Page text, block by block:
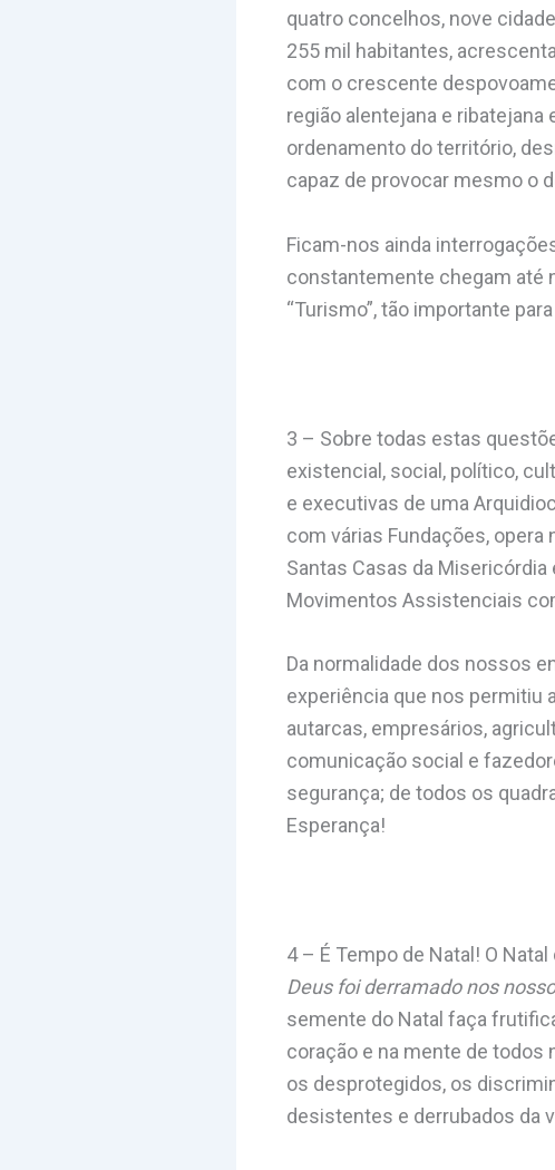
quatro concelhos, nove
255 mil habitantes,
com o crescente
região alentejana e
ordenamento do território,
capaz de provocar mesmo o
Ficam-nos ainda
constantemente chegam até
“Turismo”, tão importante
3 – Sobre todas estas
existencial, social, político,
e executivas de uma
com várias Fundações, opera
Santas Casas da
Movimentos Assistenciais
Da normalidade dos nossos
experiência que nos permitiu
autarcas, empresários,
comunicação social e
segurança; de todos os
Esperança!
4 – É Tempo de Natal! O
Deus foi derramado nos
semente do Natal faça
coração e na mente de todos
os desprotegidos, os
desistentes e derrubados da